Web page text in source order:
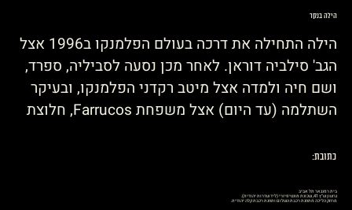
כתובת:
בית רמנגאר תל אביב
גרשון ש"ץ 41, שכונת מונטיפיורי (ליד שדרות יהודית).
מרחק הליכה מתחנת רכבת השלום ותחנת רכבת קלה יהודית.
הילה בנקר
הילה התחילה את דרכה בעולם הפלמנקו ב1996 אצל
הגב' סילביה דוראן. לאחר מכן נסעה לסביליה, ספרד,
ושם חיה ולמדה אצל מיטב רקדני הפלמנקו, ובעיקר
השתלמה (עד היום) אצל משפחת Farrucos, חלוצת